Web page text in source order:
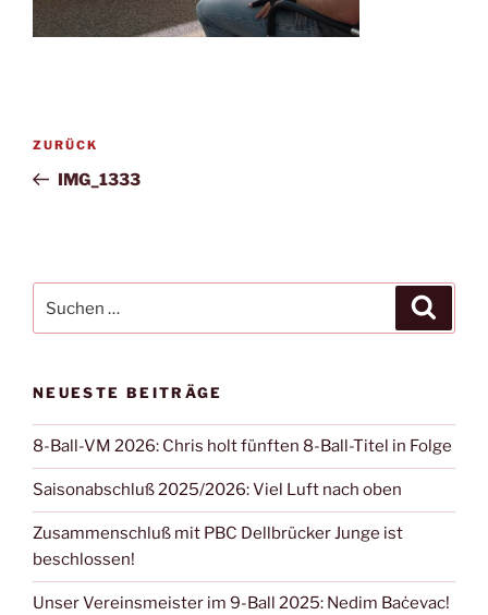
Beitragsnavigation
Vorheriger
Beitrag
ZURÜCK
IMG_1333
nach:
NEUESTE BEITRÄGE
8-Ball-VM 2026: Chris holt fünften 8-Ball-Titel in Folge
Saisonabschluß 2025/2026: Viel Luft nach oben
Zusammenschluß mit PBC Dellbrücker Junge ist
beschlossen!
Unser Vereinsmeister im 9-Ball 2025: Nedim Baċevac!